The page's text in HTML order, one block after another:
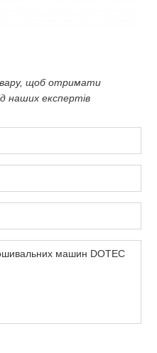
щоб отримати
наших експертів